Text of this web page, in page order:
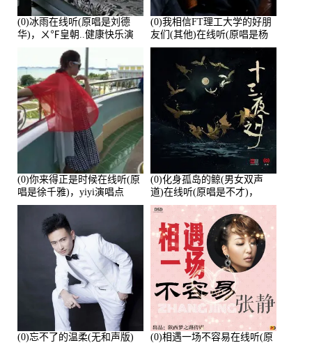
(0)冰雨在线听(原唱是刘德
华)，ㄨ℉皇朝..健康快乐演
唱点播:26643次
(0)我相信FT理工大学的好朋
友们(其他)在线听(原唱是杨
培安)，老乔演唱点播:23714
(0)你来得正是时候在线听(原
唱是徐千雅)，yiyi演唱点
播:21991次
(0)化身孤岛的鲸(男女双声
道)在线听(原唱是不才)，
HGBai演唱点播:19428次
(0)忘不了的温柔(无和声版)
(0)相遇一场不容易在线听(原